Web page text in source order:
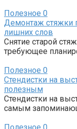
Полезное 0
Демонтаж стяжки
лишних слов
Снятие старой
требующее
Полезное 0
Стендистки на
полезным
Стендистки на
самым